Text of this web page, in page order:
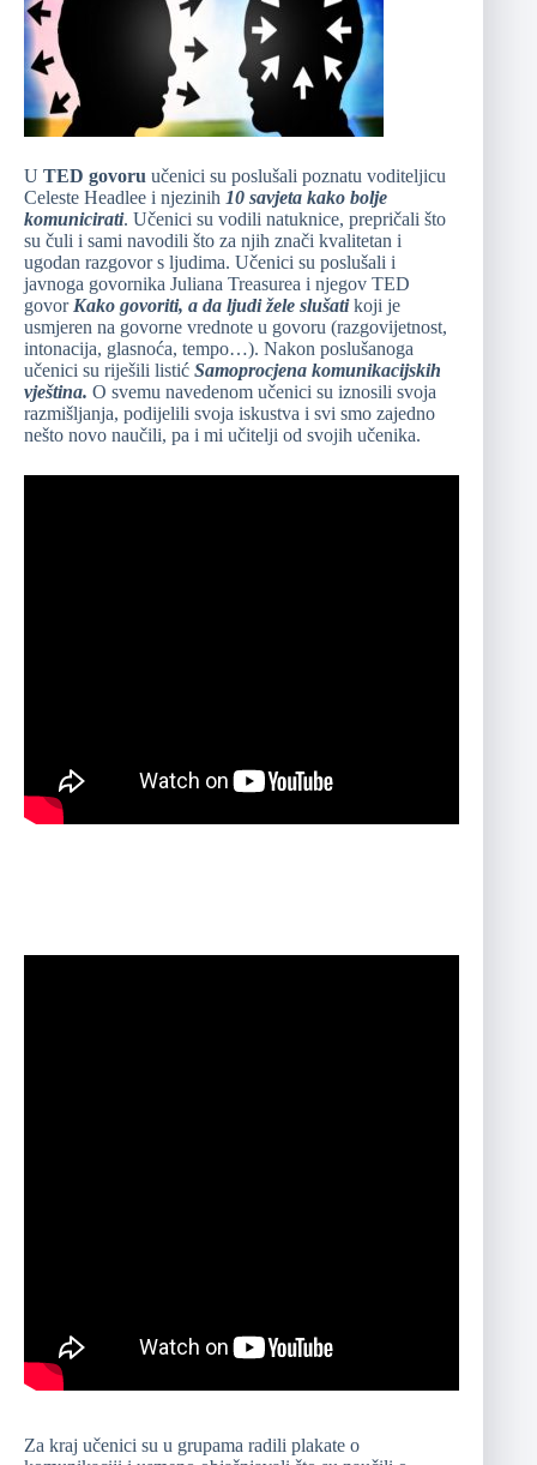
U TED govoru učenici su poslušali poznatu voditeljicu
Celeste Headlee i njezinih 10 savjeta kako bolje
komunicirati. Učenici su vodili natuknice, prepričali što
su čuli i sami navodili što za njih znači kvalitetan i
ugodan razgovor s ljudima. Učenici su poslušali i
javnoga govornika Juliana Treasurea i njegov TED
govor Kako govoriti, a da ljudi žele slušatikoji je
usmjeren na govorne vrednote u govoru (razgovijetnost,
intonacija, glasnoća, tempo…). Nakon poslušanoga
učenici su riješili listić Samoprocjena komunikacijskih
vještina. O svemu navedenom učenici su iznosili svoja
razmišljanja, podijelili svoja iskustva i svi smo zajedno
nešto novo naučili, pa i mi učitelji od svojih učenika.
Za kraj učenici su u grupama radili plakate o